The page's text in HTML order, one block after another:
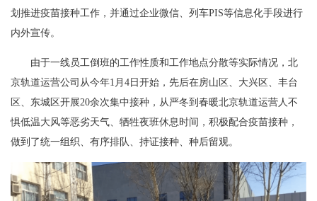
划推进疫苗接种工作，并通过企业微信、列车PIS等信息化手段进行
内外宣传。
由于一线员工倒班的工作性质和工作地点分散等实际情况，北
京轨道运营公司从今年1月4日开始，先后在房山区、大兴区、丰台
区、东城区开展20余次集中接种，从严冬到春暖北京轨道运营人不
惧低温大风等恶劣天气、牺牲夜班休息时间，积极配合疫苗接种，
做到了统一组织、有序排队、持证接种、种后留观。